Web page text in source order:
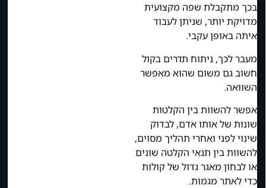
בכך מתקבלת שפה מקצועית
מדויקת יותר, שניתן לעבוד
איתה באופן עקבי.
מעבר לכך, ניתוח תדרים בקול
חשוב גם משום שהוא מאפשר
השוואה.
אפשר להשוות בין הקלטות
שונות של אותו אדם, לבדוק
שינוי לפני ואחרי תהליך מסוים,
להשוות בין תנאי הקלטה שונים
או לבחון מאגר גדול של קולות
כדי לאתר מגמות.